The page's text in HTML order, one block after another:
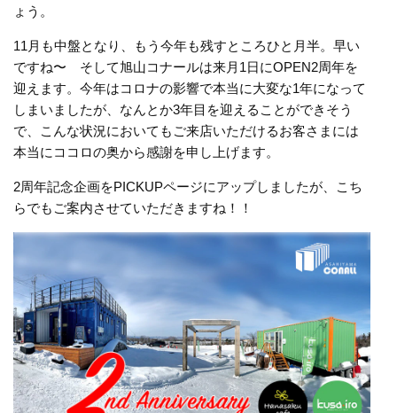
ょう。
11月も中盤となり、もう今年も残すところひと月半。早い
ですね〜 そして旭山コナールは来月1日にOPEN2周年を
迎えます。今年はコロナの影響で本当に大変な1年になって
しまいましたが、なんとか3年目を迎えることができそう
で、こんな状況においてもご来店いただけるお客さまには
本当にココロの奥から感謝を申し上げます。
2周年記念企画をPICKUPページにアップしましたが、こち
らでもご案内させていただきますね！！